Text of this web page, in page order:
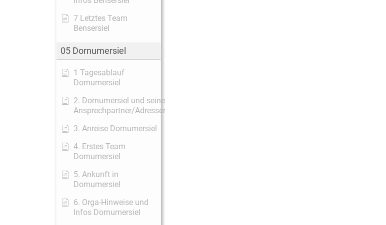
7 Letztes Team
Bensersiel
05 Dornumersiel
1 Tagesablauf
Dornumersiel
2. Dornumersiel und seine
Ansprechpartner/Adressen
3. Anreise Dornumersiel
4. Erstes Team
Dornumersiel
5. Ankunft in
Dornumersiel
6. Orga-Hinweise und
Infos Dornumersiel